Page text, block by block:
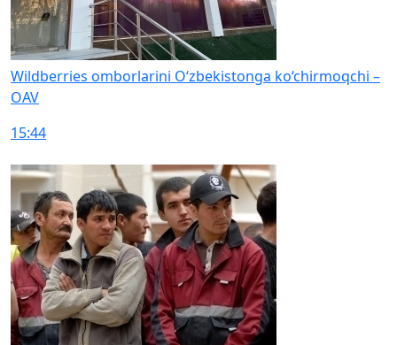
Wildberries omborlarini O‘zbekistonga ko‘chirmoqchi –
OAV
15:44